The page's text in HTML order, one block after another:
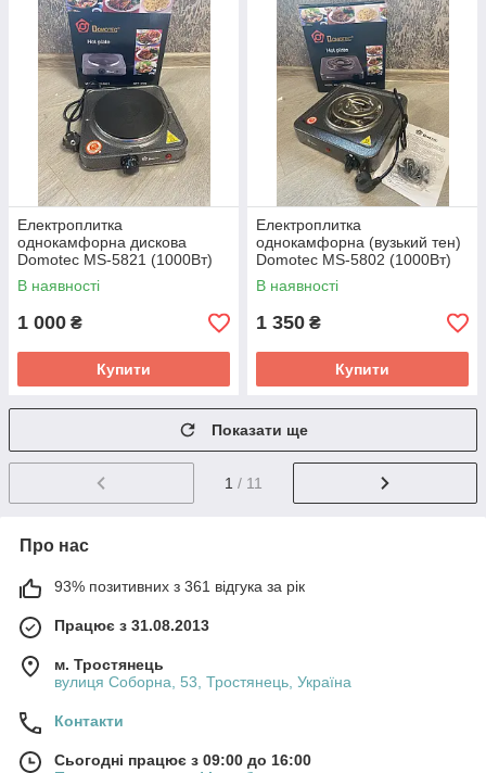
Електроплитка
однокамфорна дискова
Domotec MS-5821 (1000Вт)
В наявності
1 000 ₴
Купити
Електроплитка
однокамфорна (вузький тен)
Domotec MS-5802 (1000Вт)
В наявності
1 350 ₴
Купити
Показати ще
1 / 11
Про нас
93% позитивних з 361 відгука за рік
Працює з 31.08.2013
м. Тростянець
вулиця Соборна, 53, Тростянець, Україна
Контакти
Сьогодні працює з 09:00 до 16:00